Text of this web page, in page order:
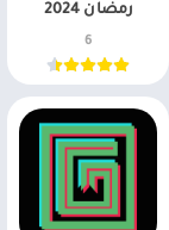
رمضان 2024
6